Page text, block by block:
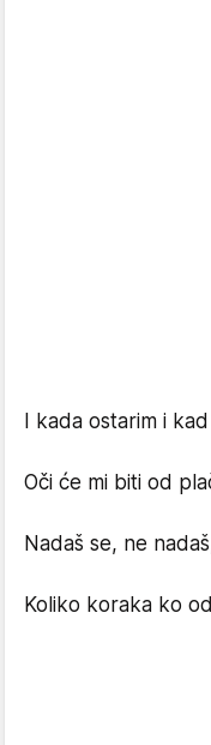
I kada ostarim i
Oči će mi biti od
Nadaš se, ne
Koliko koraka ko